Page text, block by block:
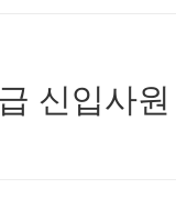
직무핵심분석
합격자소서 핵
신입사